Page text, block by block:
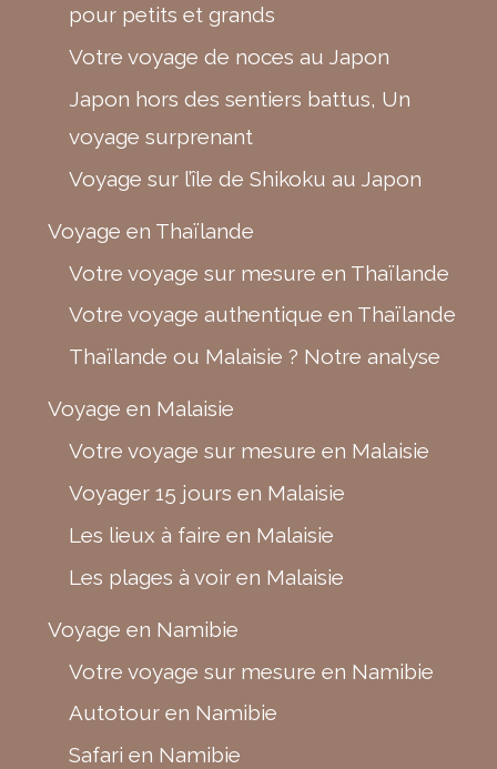
pour petits et grands
Votre voyage de noces au Japon
Japon hors des sentiers battus, Un
voyage surprenant
Voyage sur l’île de Shikoku au Japon
Voyage en Thaïlande
Votre voyage sur mesure en Thaïlande
Votre voyage authentique en Thaïlande
Thaïlande ou Malaisie ? Notre analyse
Voyage en Malaisie
Votre voyage sur mesure en Malaisie
Voyager 15 jours en Malaisie
Les lieux à faire en Malaisie
Les plages à voir en Malaisie
Voyage en Namibie
Votre voyage sur mesure en Namibie
Autotour en Namibie
Safari en Namibie